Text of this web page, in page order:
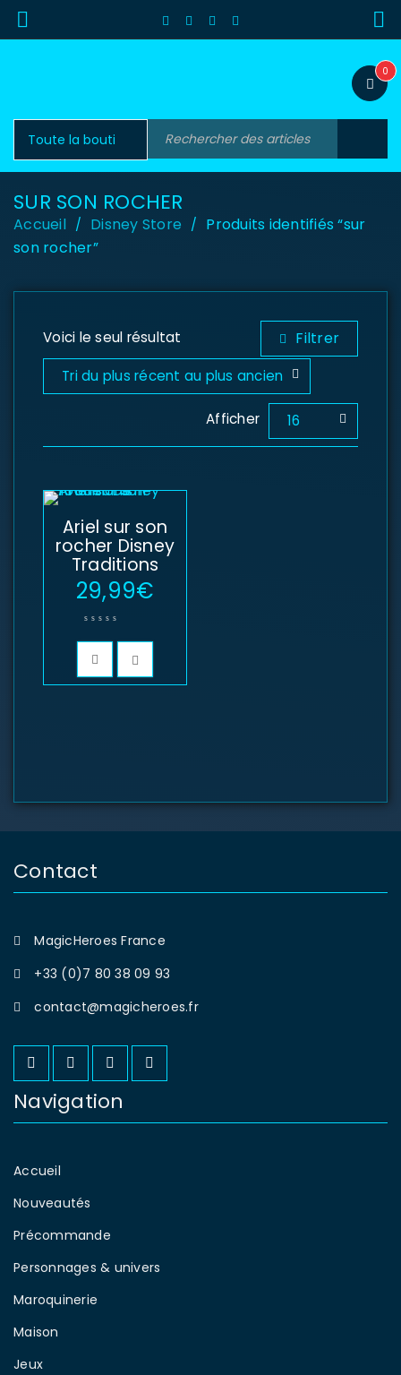
0
SUR SON ROCHER
Accueil / Disney Store / Produits identifiés “sur
son rocher”
Voici le seul résultat Filtrer
Tri du plus récent au plus ancien
Afficher 16
Ariel sur son
rocher Disney
Traditions
29,99€
Contact
MagicHeroes France
+33 (0)7 80 38 09 93
contact@magicheroes.fr
Navigation
Accueil
Nouveautés
Précommande
Personnages & univers
Maroquinerie
Maison
Jeux